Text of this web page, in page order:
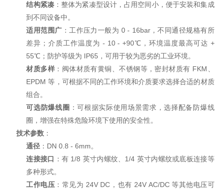
结构紧凑：整体为紧凑型设计，占用空间小，便于安装和集成
到不同设备中。
适用范围广 ：工作压力一般为 0 - 16bar，不同通径规格有所
差异；介质工作温度为 - 10 - +90℃，环境温度最高可达 +
55℃；防护等级为 IP65，可用于较为恶劣的工业环境。
材质多样 ：阀体材质有黄铜、不锈钢等，密封材质有 FKM、
EPDM 等，可根据不同的工作环境和介质要求选择合适的材质
组合。
可选防爆线圈 ：可根据实际使用场景需求，选择配备防爆线
圈，增强在特殊危险环境下使用的安全性。
技术参数 ：
通径 ：DN 0.8 - 6mm。
连接接口 ：有 1/8 英寸内螺纹、1/4 英寸内螺纹或底板连接等
多种形式。
工作电压 ：常见为 24V DC，也有 24V AC/DC 等其他电压可